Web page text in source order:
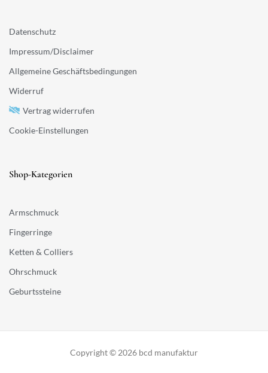
Datenschutz
Impressum/Disclaimer
Allgemeine Geschäftsbedingungen
Widerruf
Vertrag widerrufen
Cookie-Einstellungen
Shop-Kategorien
Armschmuck
Fingerringe
Ketten & Colliers
Ohrschmuck
Geburtssteine
Copyright © 2026 bcd manufaktur